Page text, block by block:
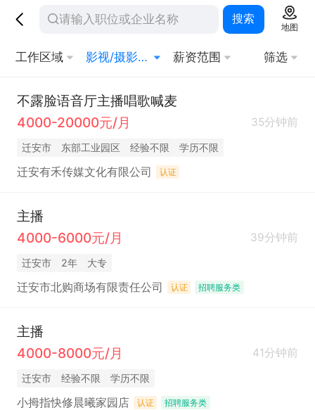
搜索
地图
工作区域 影视/摄影专业类 薪资范围 筛选
不露脸语音厅主播唱歌喊麦
4000-20000元/月
35分钟前
迁安市 东部工业园区 经验不限 学历不限
迁安有禾传媒文化有限公司 认证
主播
4000-6000元/月
39分钟前
迁安市 2年 大专
迁安市北购商场有限责任公司 认证 招聘服务类
主播
4000-8000元/月
41分钟前
迁安市 经验不限 学历不限
小拇指快修晨曦家园店 认证 招聘服务类